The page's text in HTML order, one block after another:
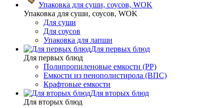
Упаковка для суши, соусов, WOK
Упаковка для суши, соусов, WOK
Для суши
Для соусов
Упаковка для лапши
Для первых блюд
Для первых блюд
Полипропиленовые емкости (PP)
Емкости из пенополистирола (ВПС)
Крафтовые емкости
Для вторых блюд
Для вторых блюд